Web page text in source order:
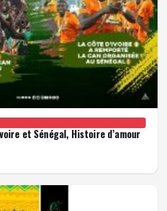
et Sénégal, Histoire d’amour